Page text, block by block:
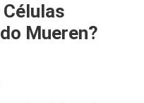
Células
Mueren?